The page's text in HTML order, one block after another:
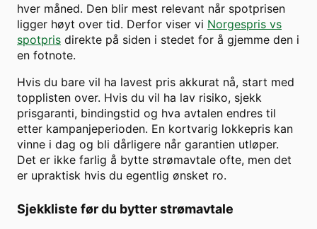
hver måned. Den blir mest relevant når spotprisen
ligger høyt over tid. Derfor viser vi Norgespris vs
spotpris direkte på siden i stedet for å gjemme den i
en fotnote.
Hvis du bare vil ha lavest pris akkurat nå, start med
topplisten over. Hvis du vil ha lav risiko, sjekk
prisgaranti, bindingstid og hva avtalen endres til
etter kampanjeperioden. En kortvarig lokkepris kan
vinne i dag og bli dårligere når garantien utløper.
Det er ikke farlig å bytte strømavtale ofte, men det
er upraktisk hvis du egentlig ønsket ro.
Sjekkliste før du bytter strømavtale